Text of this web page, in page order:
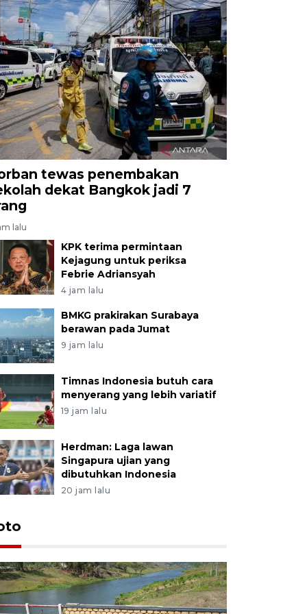
tewas penembakan
dekat Bangkok jadi 7
lalu
KPK terima permintaan
Kejagung untuk periksa
Febrie Adriansyah
4 jam lalu
BMKG prakirakan Surabaya
berawan pada Jumat
9 jam lalu
Timnas Indonesia butuh cara
menyerang yang lebih variatif
19 jam lalu
Herdman: Laga lawan
Singapura ujian yang
dibutuhkan Indonesia
20 jam lalu